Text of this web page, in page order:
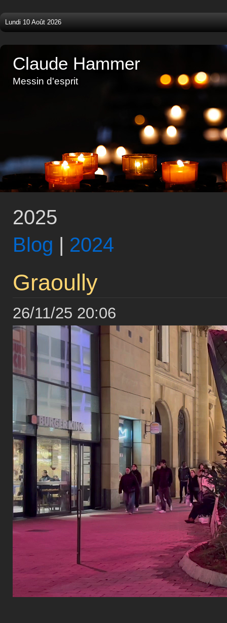
Lundi 10 Août 2026
Claude Hammer
Messin d'esprit
2025
Blog | 2024
Graoully
26/11/25 20:06